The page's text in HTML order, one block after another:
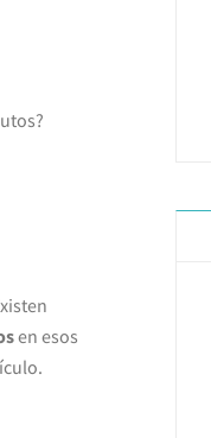
en esos